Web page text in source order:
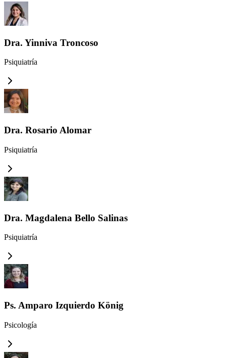
Dra. Yinniva Troncoso
Psiquiatría
Dra. Rosario Alomar
Psiquiatría
Dra. Magdalena Bello Salinas
Psiquiatría
Ps. Amparo Izquierdo König
Psicología